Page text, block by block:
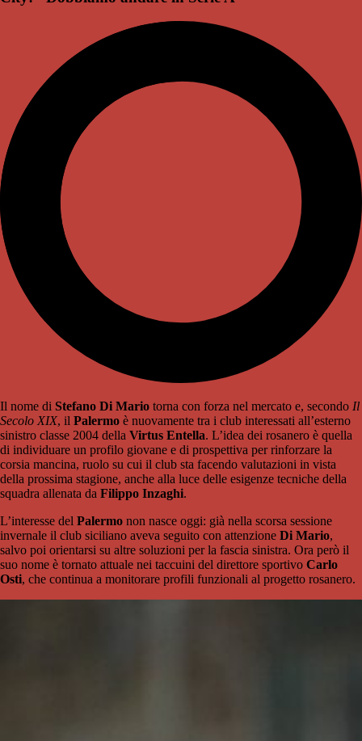
Il nome di Stefano Di Mario torna con forza nel mercato e, secondo Il
Secolo XIX, il Palermo è nuovamente tra i club interessati all’esterno
sinistro classe 2004 della Virtus Entella. L’idea dei rosanero è quella
di individuare un profilo giovane e di prospettiva per rinforzare la
corsia mancina, ruolo su cui il club sta facendo valutazioni in vista
della prossima stagione, anche alla luce delle esigenze tecniche della
squadra allenata da Filippo Inzaghi.
L’interesse del Palermo non nasce oggi: già nella scorsa sessione
invernale il club siciliano aveva seguito con attenzione Di Mario,
salvo poi orientarsi su altre soluzioni per la fascia sinistra. Ora però il
suo nome è tornato attuale nei taccuini del direttore sportivo Carlo
Osti, che continua a monitorare profili funzionali al progetto rosanero.